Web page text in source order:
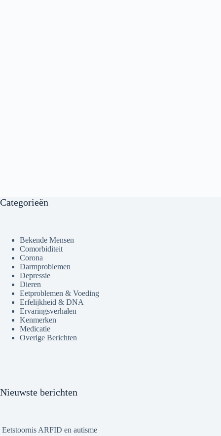
Categorieën
Bekende Mensen
Comorbiditeit
Corona
Darmproblemen
Depressie
Dieren
Eetproblemen & Voeding
Erfelijkheid & DNA
Ervaringsverhalen
Kenmerken
Medicatie
Overige Berichten
Nieuwste berichten
Eetstoornis ARFID en autisme